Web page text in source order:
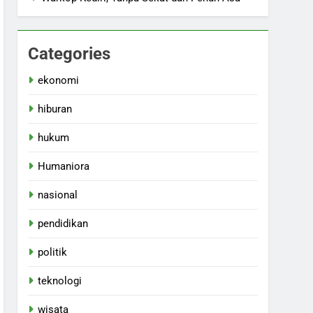
Categories
ekonomi
hiburan
hukum
Humaniora
nasional
pendidikan
politik
teknologi
wisata